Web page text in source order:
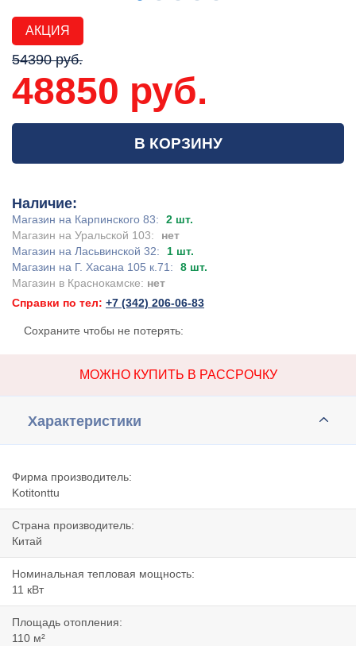
АКЦИЯ
54390 руб.
48850 руб.
В КОРЗИНУ
Наличие:
Магазин на Карпинского 83:
2 шт.
Магазин на Уральской 103:
нет
Магазин на Ласьвинской 32:
1 шт.
Магазин на Г. Хасана 105 к.71:
8 шт.
Магазин в Краснокамске: нет
Справки по тел: +7 (342) 206-06-83
Сохраните чтобы не потерять:
МОЖНО КУПИТЬ В РАССРОЧКУ
Характеристики
Фирма производитель:
Kotitonttu
Страна производитель:
Китай
Номинальная тепловая мощность:
11 кВт
Площадь отопления:
110 м²